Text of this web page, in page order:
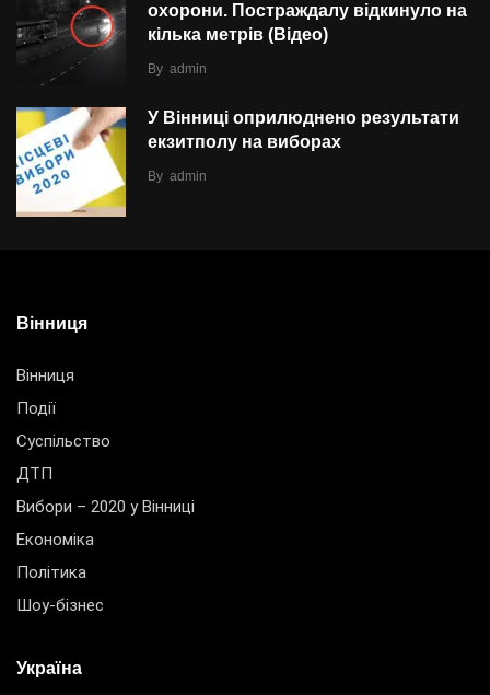
охорони. Постраждалу відкинуло на
кілька метрів (Відео)
By admin
У Вінниці оприлюднено результати
екзитполу на виборах
By admin
Вінниця
Вінниця
Події
Суспільство
ДТП
Вибори – 2020 у Вінниці
Економіка
Політика
Шоу-бізнес
Україна